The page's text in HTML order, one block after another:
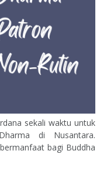
sekali waktu untuk
di Nusantara.
bagi Buddha